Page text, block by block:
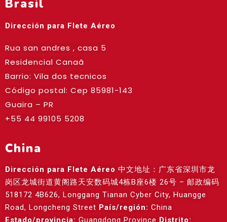
Brasil
Dirección para Flete Aéreo
Rua san andres , casa 5
Residencial Canaã
Barrio: Vila dos tecnicos
Código postal: Cep 85981-143
Guaira – PR
+55 44 99105 5208
China
Dirección para Flete Aéreo 中文地址：广东省深圳市龙
岗区龙城街道黄阁路天安数码城4栋B座6楼 26号 – 邮政编码
518172 4B626, Longgang Tianan Cyber City, Huangge
Road, Longcheng Street País/región: China
Estado/provincia: Guangdong Province Distrito: